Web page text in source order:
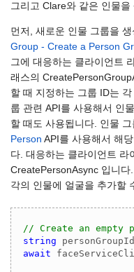
그리고 Clare와 같은 인물
먼저, 새로운 인물 그룹을
Group - Create a Person
그에 대응하는 클라이언트
래스의
할 때 지정하는 그룹 ID는
룹 관련 API를 사용해서 인
할 때도 사용됩니다. 인물
Person API를 사용해서 해
다. 대응하는 클라이언트 라
CreatePersonAsync 입니
각의 인물에 얼굴을 추가할
// Create an empty
string
await